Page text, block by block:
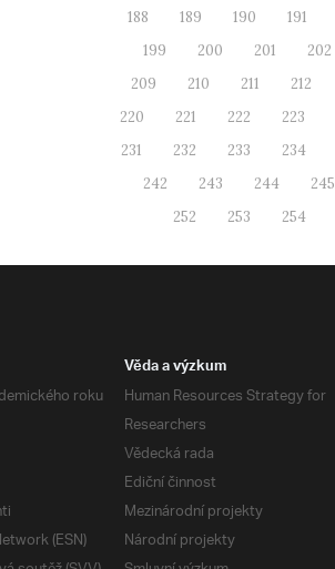
188
189 190 191
199
200 201 202
209
210 211 212
220
221 222 223
231
232 233 234
242
243 244 245
252
253 254
roku
(ESN)
Věda a výzkum
Human Resources Strategy for
Researchers
Vědecká rada
Ediční činnost
Mezinárodní projekty
Národní projekty